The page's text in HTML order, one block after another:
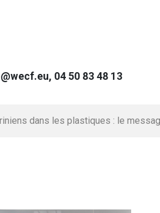
04 50 83 48 13
dans les plastiques : le